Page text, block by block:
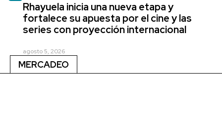
Rhayuela inicia una nueva etapa y
fortalece su apuesta por el cine y las
series con proyección internacional
agosto 5, 2026
MERCADEO